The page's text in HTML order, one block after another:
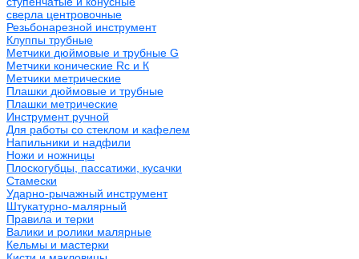
сверла центровочные
Резьбонарезной инструмент
Клуппы трубные
Метчики дюймовые и трубные G
Метчики конические Rc и К
Метчики метрические
Плашки дюймовые и трубные
Плашки метрические
Инструмент ручной
Для работы со стеклом и кафелем
Напильники и надфили
Ножи и ножницы
Плоскогубцы, пассатижи, кусачки
Стамески
Ударно-рычажный инструмент
Штукатурно-малярный
Правила и терки
Валики и ролики малярные
Кельмы и мастерки